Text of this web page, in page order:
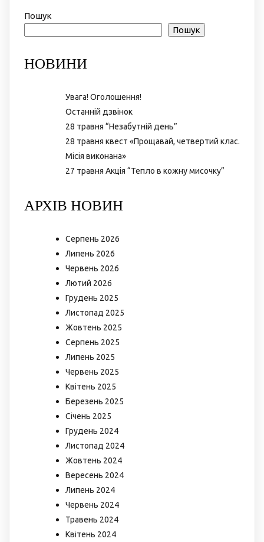
Пошук
Пошук
НОВИНИ
Увага! Оголошення!
Останній дзвінок
28 травня “Незабутній день”
28 травня квест «Прощавай, четвертий клас.
Місія виконана»
27 травня Акція “Тепло в кожну мисочку”
АРХІВ НОВИН
Серпень 2026
Липень 2026
Червень 2026
Лютий 2026
Грудень 2025
Листопад 2025
Жовтень 2025
Серпень 2025
Липень 2025
Червень 2025
Квітень 2025
Березень 2025
Січень 2025
Грудень 2024
Листопад 2024
Жовтень 2024
Вересень 2024
Липень 2024
Червень 2024
Травень 2024
Квітень 2024